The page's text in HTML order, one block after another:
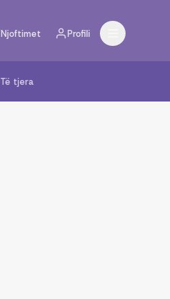
Njoftimet Profili
Të tjera